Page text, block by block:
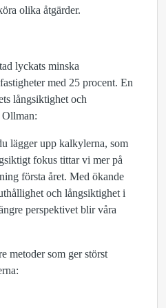
olika åtgärder.
lyckats minska
med 25 procent. En
långsiktighet och
Ollman:
lägger upp kalkylerna, som
fokus tittar vi mer på
första året. Med ökande
och långsiktighet i
perspektivet blir våra
metoder som ger störst